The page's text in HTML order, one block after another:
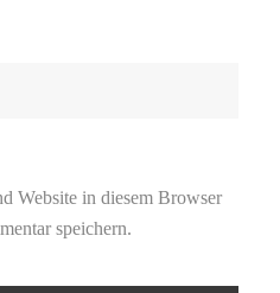
Website in diesem Browser
speichern.